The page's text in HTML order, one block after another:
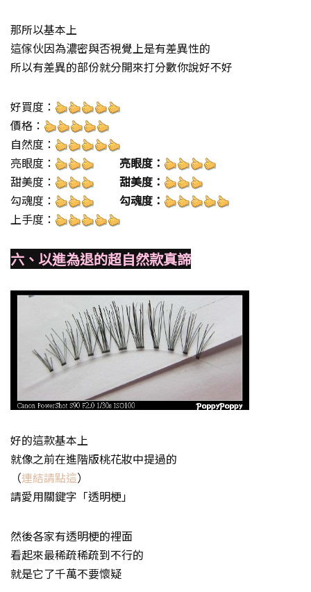
那所以基本上
這傢伙因為濃密與否視覺上是有差異性的
所以有差異的部份就分開來打分數你說好不好
好買度：
價格：
自然度：
亮眼度：
亮眼度：
甜美度：
甜美度：
勾魂度：
勾魂度：
上手度：
六、以進為退的超自然款真諦
好的這款基本上
就像之前在進階版桃花妝中提過的
（連結請點這）
請愛用關鍵字「透明梗」
然後各家有透明梗的裡面
看起來最稀疏稀疏到不行的
就是它了千萬不要懷疑